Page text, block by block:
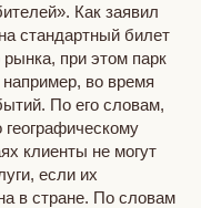
Как заявил
стандартный билет
рынка, при этом парк
во время
По его словам,
географическому
клиенты не могут
если их
в стране. По словам